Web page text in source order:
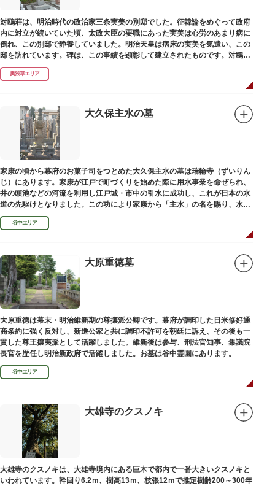
対鴎荘は、明治時代の政治家三条実美の別邸でした。征韓論をめぐって政府
内に対立が続いていた頃、太政大臣の要職にあった実美は心労のあまり病に
倒れ、この別邸で静養していました。明治天皇は病床の実美を気遣い、この
邸を訪れています。碑は、この事績を顕彰して建立されたものです。対鴎荘
は、多摩市連光寺に移築されました。
奥浅草エリア
大久保主水の墓
家康の頃から幕府のお菓子司をつとめた大久保主水の墓は瑞輪寺（ずいりん
じ）にあります。家康が江戸で町づくりを始めた際に用水事業を命ぜられ、
井の頭池などの河流を利用し江戸城・市中の引水に成功し、これが日本の水
道の先駆けとなりました。この功により家康から「主水」の名を賜り、水は
濁らざるを尊しとして「もんと」と読むようになったといわれます。
谷中エリア
大原重徳墓
大原重徳は幕末・明治維新期の尊攘派公卿です。幕府が調印した日米修好通
商条約に強く反対し、新進公家と共に調印不許可を朝廷に訴え、その後も一
貫した尊王攘夷派として活躍しました。維新後は参与、刑法官知事、集議院
長官を歴任し明治新政府で活躍しました。お墓は谷中霊園にあります。
谷中エリア
大雄寺のクスノキ
大雄寺のクスノキは、大雄寺境内にある巨木で都内で一番大きいクスノキと
いわれています。幹回り6.2ｍ、樹高13ｍ、枝張12ｍで推定樹齢200～300年